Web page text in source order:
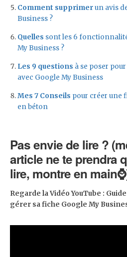
Comment supprimerun avis
Business ?
Quelles sont les 6
My Business ?
Les 9 questions à se poser
avec Google My Business
Mes 7 Conseils pour créer une
en béton
Pas envie de lire ?
article ne te prendra
lire, montre en
Regarde la Vidéo YouTube :
gérer sa fiche Google My